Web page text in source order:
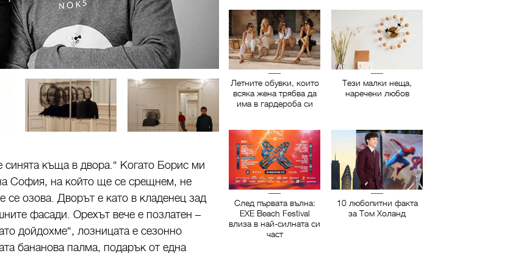
синята къща в двора.“ Когато Борис ми
София, на който ще се срещнем, не
се озова. Дворът е като в кладенец зад
фасади. Орехът вече е позлатен –
дойдохме“, лозницата е сезонно
бананова палма, подарък от една
Летните обувки, които
всяка жена трябва да
има в гардероба си
Тези малки неща,
наречени любов
След първата вълна:
EXE Beach Festival
влиза в най-силната си
част
10 любопитни факта
за Том Холанд